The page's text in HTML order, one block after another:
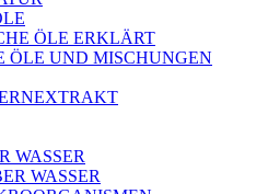
ÖLE ERKLÄRT
ÖLE UND MISCHUNGEN
WASSER
WASSER